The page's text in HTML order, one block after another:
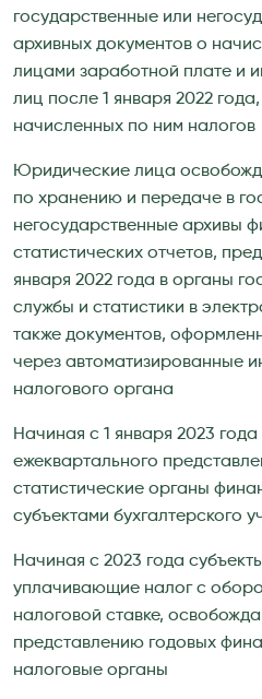
государственные или
архивных документов о
лицами заработной плате и
лиц после 1 января 2022
начисленных по ним налогов
Юридические лица
по хранению и передаче в
негосударственные архивы
статистических отчетов,
января 2022 года в органы
службы и статистики в
также документов,
через автоматизированные
налогового органа
Начиная с 1 января 2023
ежеквартального
статистические органы
субъектами бухгалтерского
Начиная с 2023 года
уплачивающие налог с
налоговой ставке,
представлению годовых
налоговые органы